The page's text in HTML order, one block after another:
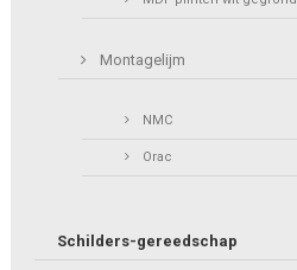
Montagelijm
NMC
Orac
Schilders-gereedschap